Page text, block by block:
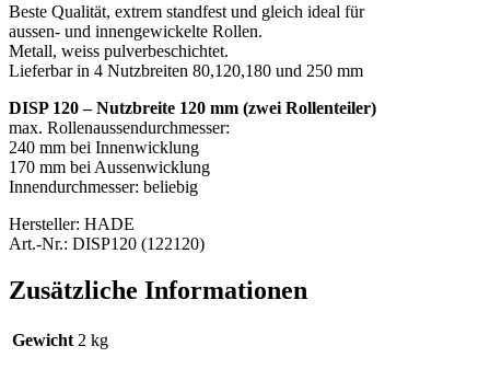
Beste Qualität, extrem standfest und gleich ideal für
aussen- und innengewickelte Rollen.
Metall, weiss pulverbeschichtet.
Lieferbar in 4 Nutzbreiten 80,120,180 und 250 mm
DISP 120 – Nutzbreite 120 mm (zwei Rollenteiler)
max. Rollenaussendurchmesser:
240 mm bei Innenwicklung
170 mm bei Aussenwicklung
Innendurchmesser: beliebig
Hersteller: HADE
Art.-Nr.: DISP120 (122120)
Zusätzliche Informationen
Gewicht 2 kg